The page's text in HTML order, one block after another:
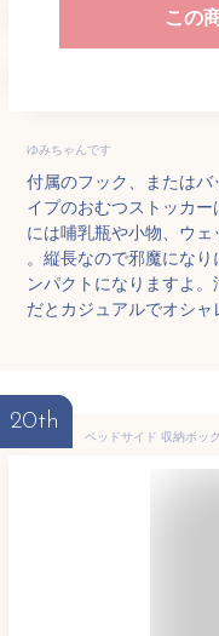
この
ゆみちゃんです
付属のフック、または
イプのおむつストッカ
には哺乳瓶や小物、ウ
。縦長なので邪魔にな
ンパクトになりますよ
だとカジュアルでオシャ
20th